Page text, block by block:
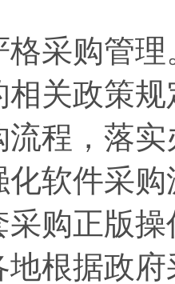
购管理
相关政策
程，落
化软件采
采购正版
根据政